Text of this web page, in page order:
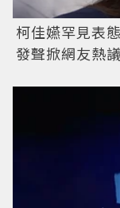
柯佳嬿罕見表
發聲掀網友熱議